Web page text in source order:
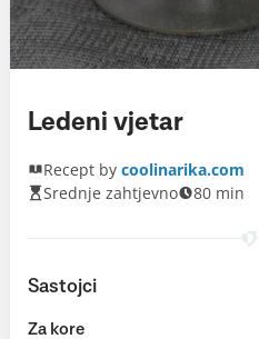
Ledeni vjetar
Recept by coolinarika.com
Srednje zahtjevno
80 min
Sastojci
Za kore